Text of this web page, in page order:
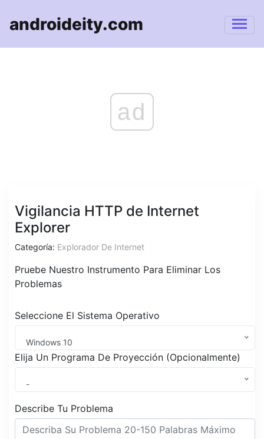
androideity.com
ad
Vigilancia HTTP de Internet
Explorer
Categoría: Explorador De Internet
Pruebe Nuestro Instrumento Para Eliminar Los
Problemas
Seleccione El Sistema Operativo
Windows 10
Elija Un Programa De Proyección (Opcionalmente)
-
Describe Tu Problema